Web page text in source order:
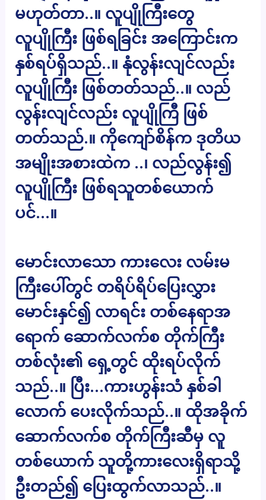
မဟုတ်တာ..။ လူပျိုကြီးတွေ
လူပျိုကြီး ဖြစ်ရခြင်း အကြောင်းက
နှစ်ရပ်ရှိသည်..။ နုံလွန်းလျင်လည်း
လူပျိုကြီး ဖြစ်တတ်သည်..။ လည်
လွန်းလျင်လည်း လူပျိုကြီ ဖြစ်
တတ်သည်.။ ကိုကျော်စိန်က ဒုတိယ
အမျိုးအစားထဲက ..၊ လည်လွန်း၍
လူပျိုကြီး ဖြစ်ရသူတစ်ယောက်
ပင်…။
မောင်းလာသော ကားလေး လမ်းမ
ကြီးပေါ်တွင် တရိပ်ရိပ်ပြေးလွှား
မောင်းနှင်၍ လာရင်း တစ်နေရာအ
ရောက် ဆောက်လက်စ တိုက်ကြီး
တစ်လုံး၏ ရှေ့တွင် ထိုးရပ်လိုက်
သည်..။ ပြီး…ကားဟွန်းသံ နှစ်ခါ
လောက် ပေးလိုက်သည်..။ ထိုအခိုက်
ဆောက်လက်စ တိုက်ကြီးဆီမှ လူ
တစ်ယောက် သူတို့ကားလေးရှိရာသို့
ဦးတည်၍ ပြေးထွက်လာသည်..။